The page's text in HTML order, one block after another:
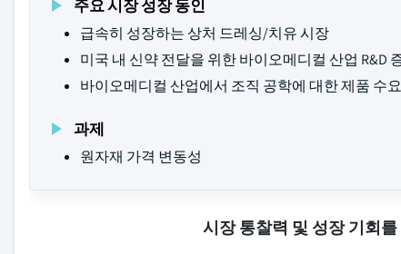
주요 시장 성장 동인
급속히 성장하는 상처 드레싱/치유 시장
미국 내 신약 전달을 위한 바이오메디컬 산업 R&D
바이오메디컬 산업에서 조직 공학에 대한 제품 수
과제
원자재 가격 변동성
시장 통찰력 및 성장 기회